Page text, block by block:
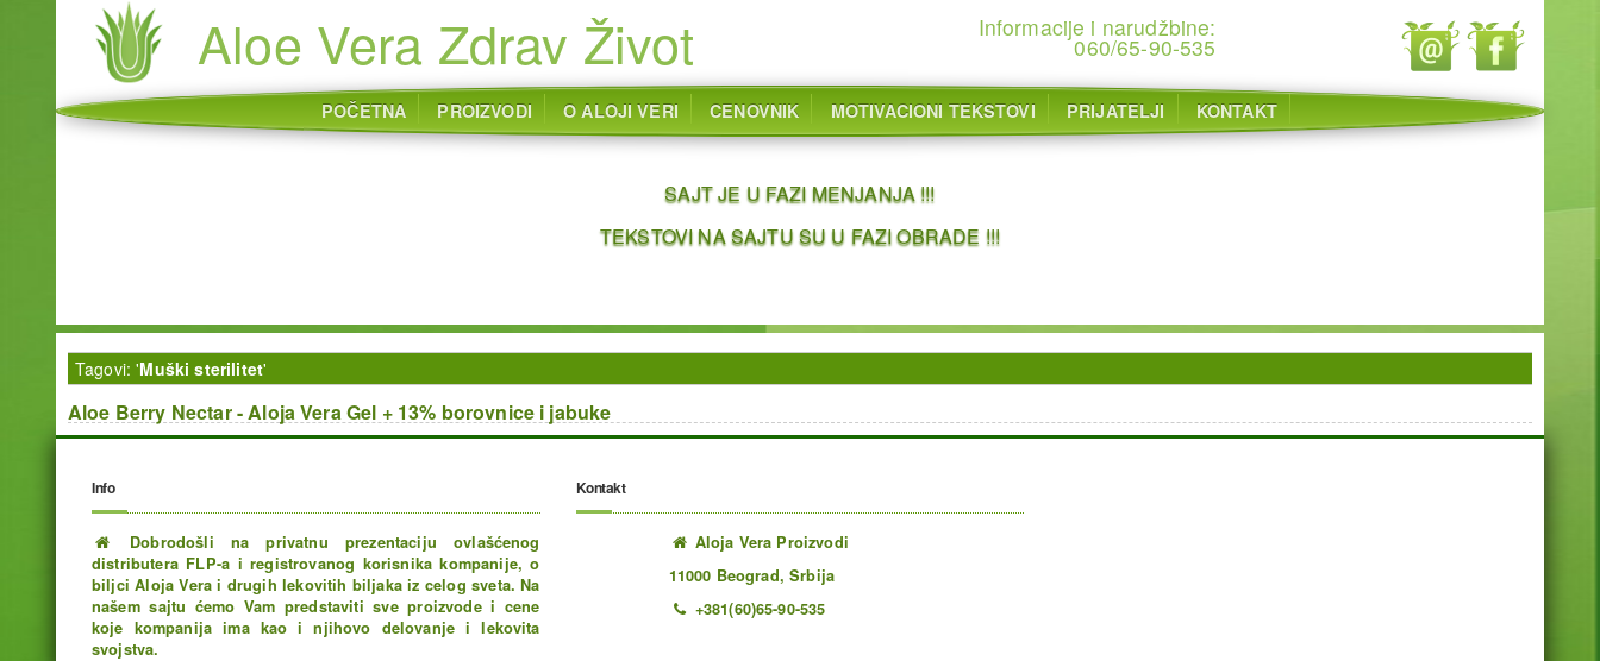
Aloe Vera Zdrav Život Informacije i narudžbine:
060/65-90-535
POČETNA PROIZVODI O ALOJI VERI CENOVNIK MOTIVACIONI TEKSTOVI PRIJATELJI KONTAKT
SAJT JE U FAZI MENJANJA !!!
TEKSTOVI NA SAJTU SU U FAZI OBRADE !!!
Tagovi: 'Muški sterilitet'
Aloe Berry Nectar - Aloja Vera Gel + 13% borovnice i jabuke
Info
Dobrodošli na privatnu prezentaciju ovlašćenog
distributera FLP-a i registrovanog korisnika kompanije, o
biljci Aloja Vera i drugih lekovitih biljaka iz celog sveta. Na
našem sajtu ćemo Vam predstaviti sve proizvode i cene
koje kompanija ima kao i njihovo delovanje i lekovita
svojstva.
Kontakt
Aloja Vera Proizvodi
11000 Beograd, Srbija
+381(60)65-90-535